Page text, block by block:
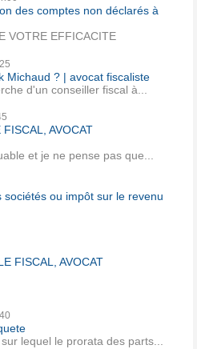
des comptes non déclarés à
VOTRE EFFICACITE
Michaud ? | avocat fiscaliste
d'un conseiller fiscal à...
AVOCAT
et je ne pense pas que...
sociétés ou impôt sur le revenu
FISCAL, AVOCAT
lequel le prorata des parts...